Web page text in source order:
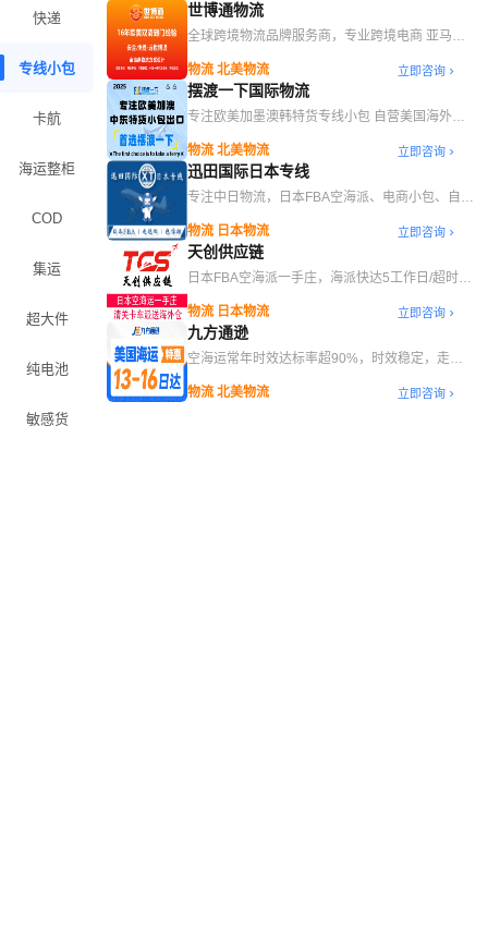
快递
专线小包
卡航
海运整柜
COD
集运
超大件
纯电池
敏感货
世博通物流
全球跨境物流品牌服务商，专业跨境电商 亚马逊
物流 北美物流
立即咨询
摆渡一下国际物流
专注欧美加墨澳韩特货专线小包 自营美国海外仓
物流 北美物流
立即咨询
迅田国际日本专线
专注中日物流，日本FBA空海派、电商小包、自营
物流 日本物流
立即咨询
天创供应链
日本FBA空海派一手庄，海派快达5工作日/超时赔
物流 日本物流
立即咨询
九方通逊
空海运常年时效达标率超90%，时效稳定，走九
物流 北美物流
立即咨询